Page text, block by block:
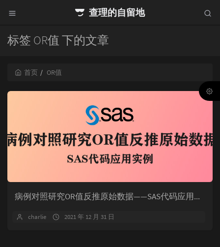
查理的自留地
标签 OR值 下的文章
首页 OR值
病例对照研究OR值反推原始数据——SAS代码应用实例
charlie 2021 年 12 月 31 日